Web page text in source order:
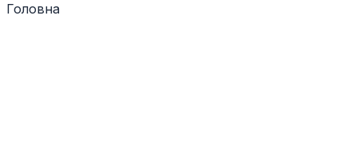
Головна